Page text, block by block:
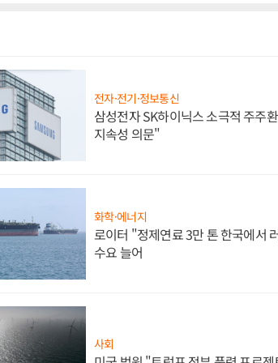
전자·전기·정보통신
삼성전자 SK하이닉스 소극적 주주
지속성 의문"
화학·에너지
로이터 "정제연료 3만 톤 한국에서
수요 늘어
사회